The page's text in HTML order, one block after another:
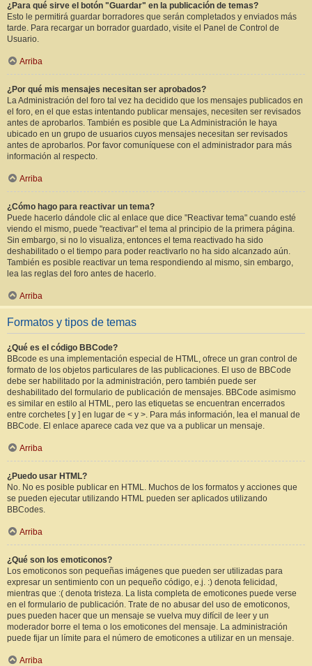
¿Para qué sirve el botón "Guardar" en la publicación de temas?
Esto le permitirá guardar borradores que serán completados y enviados más
tarde. Para recargar un borrador guardado, visite el Panel de Control de
Usuario.
Arriba
¿Por qué mis mensajes necesitan ser aprobados?
La Administración del foro tal vez ha decidido que los mensajes publicados en
el foro, en el que estas intentando publicar mensajes, necesiten ser revisados
antes de aprobarlos. También es posible que La Administración le haya
ubicado en un grupo de usuarios cuyos mensajes necesitan ser revisados
antes de aprobarlos. Por favor comuníquese con el administrador para más
información al respecto.
Arriba
¿Cómo hago para reactivar un tema?
Puede hacerlo dándole clic al enlace que dice "Reactivar tema" cuando esté
viendo el mismo, puede "reactivar" el tema al principio de la primera página.
Sin embargo, si no lo visualiza, entonces el tema reactivado ha sido
deshabilitado o el tiempo para poder reactivarlo no ha sido alcanzado aún.
También es posible reactivar un tema respondiendo al mismo, sin embargo,
lea las reglas del foro antes de hacerlo.
Arriba
Formatos y tipos de temas
¿Qué es el código BBCode?
BBcode es una implementación especial de HTML, ofrece un gran control de
formato de los objetos particulares de las publicaciones. El uso de BBCode
debe ser habilitado por la administración, pero también puede ser
deshabilitado del formulario de publicación de mensajes. BBCode asimismo
es similar en estilo al HTML, pero las etiquetas se encuentran encerrados
entre corchetes [ y ] en lugar de < y >. Para más información, lea el manual de
BBCode. El enlace aparece cada vez que va a publicar un mensaje.
Arriba
¿Puedo usar HTML?
No. No es posible publicar en HTML. Muchos de los formatos y acciones que
se pueden ejecutar utilizando HTML pueden ser aplicados utilizando
BBCodes.
Arriba
¿Qué son los emoticonos?
Los emoticonos son pequeñas imágenes que pueden ser utilizadas para
expresar un sentimiento con un pequeño código, e.j. :) denota felicidad,
mientras que :( denota tristeza. La lista completa de emoticones puede verse
en el formulario de publicación. Trate de no abusar del uso de emoticonos,
pues pueden hacer que un mensaje se vuelva muy difícil de leer y un
moderador borre el tema o los emoticones del mensaje. La administración
puede fijar un límite para el número de emoticones a utilizar en un mensaje.
Arriba